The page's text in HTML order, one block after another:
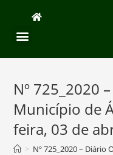
Nº 725_2020
Município de
feira, 03 de
> Nº 725_2020 – Diário